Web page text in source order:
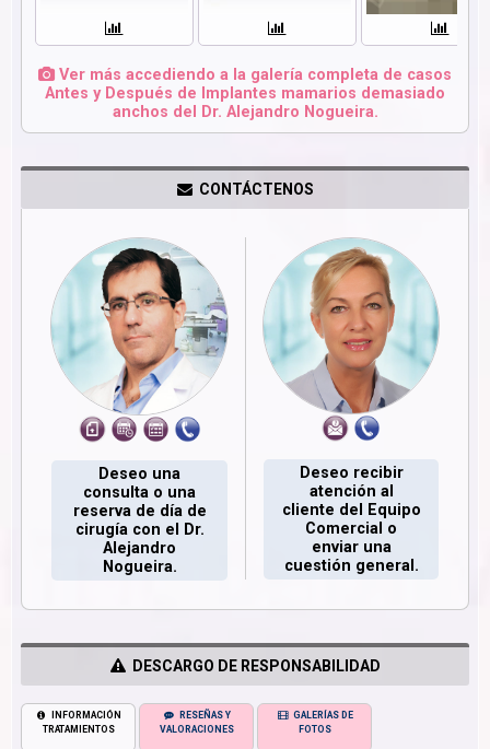
Ver más accediendo a la galería completa de casos
Antes y Después de Implantes mamarios demasiado
anchos del Dr. Alejandro Nogueira.
CONTÁCTENOS
Deseo una
consulta o una
reserva de día de
cirugía con el Dr.
Alejandro
Nogueira.
Deseo recibir
atención al
cliente del Equipo
Comercial o
enviar una
cuestión general.
DESCARGO DE RESPONSABILIDAD
INFORMACIÓN
TRATAMIENTOS
RESEÑAS Y
VALORACIONES
GALERÍAS DE
FOTOS